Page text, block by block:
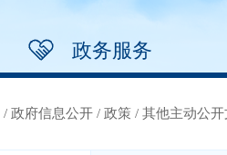
政务服务
/ 政府信息公开 / 政策 / 其他主动公开